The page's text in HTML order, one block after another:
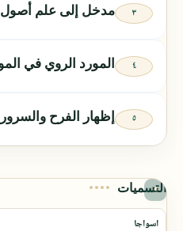
مدخل إلى علم أصول
المورد الروي في
إظهار الفرح والسرور
التسميات